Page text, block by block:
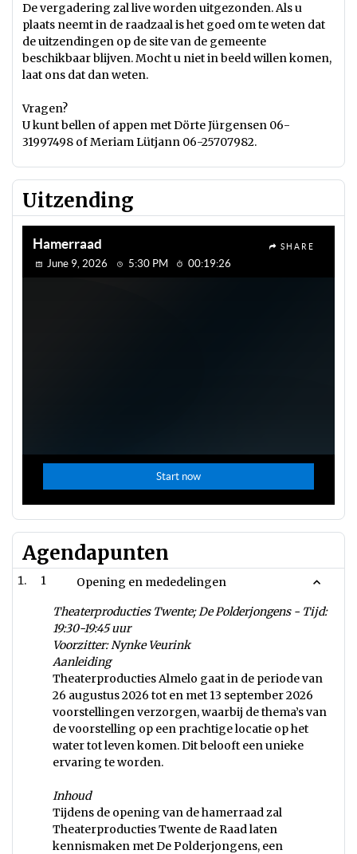
De vergadering zal live worden uitgezonden. Als u
plaats neemt in de raadzaal is het goed om te weten dat
de uitzendingen op de site van de gemeente
beschikbaar blijven. Mocht u niet in beeld willen komen,
laat ons dat dan weten.
Vragen?
U kunt bellen of appen met Dörte Jürgensen 06-
31997498 of Meriam Lütjann 06-25707982.
Uitzending
Agendapunten
1 Opening en mededelingen
Theaterproducties Twente; De Polderjongens - Tijd:
19:30-19:45 uur
Voorzitter: Nynke Veurink
Aanleiding
Theaterproducties Almelo gaat in de periode van
26 augustus 2026 tot en met 13 september 2026
voorstellingen verzorgen, waarbij de thema’s van
de voorstelling op een prachtige locatie op het
water tot leven komen. Dit belooft een unieke
ervaring te worden.
Inhoud
Tijdens de opening van de hamerraad zal
Theaterproducties Twente de Raad laten
kennismaken met De Polderjongens, een